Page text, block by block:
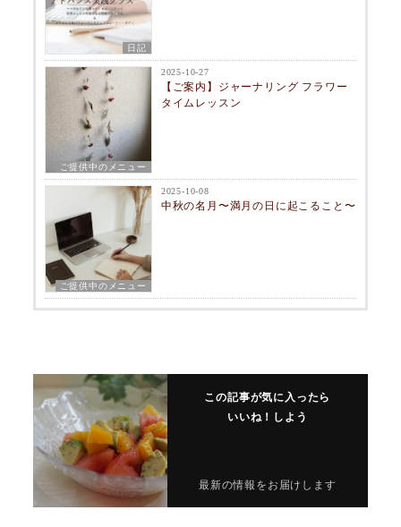
日記
ご提供中のメニュー
2025-10-27
【ご案内】ジャーナリング フラワー
タイムレッスン
ご提供中のメニュー
2025-10-08
中秋の名月〜満月の日に起こること〜
この記事が気に入ったら
いいね！しよう
最新の情報をお届けします